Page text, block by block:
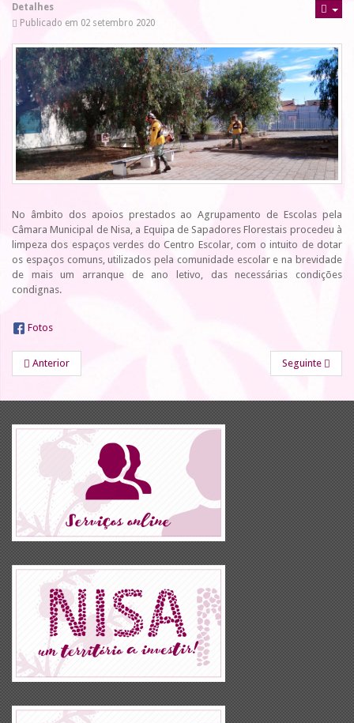
Detalhes
Publicado em 02 setembro 2020
No âmbito dos apoios prestados ao Agrupamento de Escolas pela
Câmara Municipal de Nisa, a Equipa de Sapadores Florestais procedeu à
limpeza dos espaços verdes do Centro Escolar, com o intuito de dotar
os espaços comuns, utilizados pela comunidade escolar e na brevidade
de mais um arranque de ano letivo, das necessárias condições
condignas.
Fotos
Anterior Seguinte